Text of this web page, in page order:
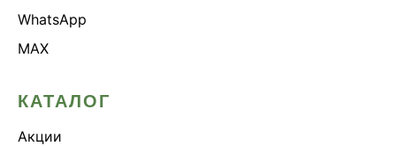
WhatsApp
MAX
КАТАЛОГ
Акции